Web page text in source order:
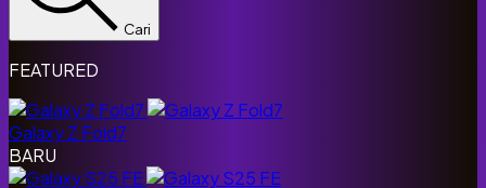
Cari
FEATURED
Galaxy Z Fold7
BARU